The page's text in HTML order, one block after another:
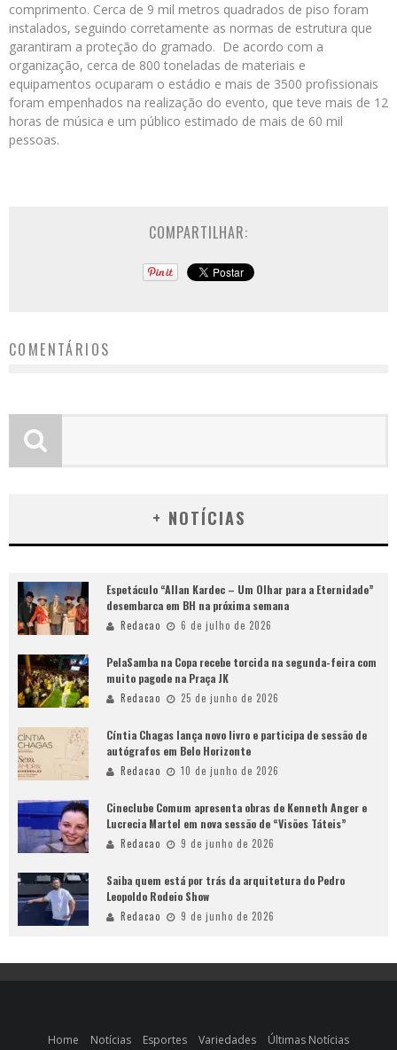
comprimento. Cerca de 9 mil metros quadrados de piso foram
instalados, seguindo corretamente as normas de estrutura que
garantiram a proteção do gramado. De acordo com a
organização, cerca de 800 toneladas de materiais e
equipamentos ocuparam o estádio e mais de 3500 profissionais
foram empenhados na realização do evento, que teve mais de 12
horas de música e um público estimado de mais de 60 mil
pessoas.
COMPARTILHAR:
COMENTÁRIOS
+ NOTÍCIAS
Espetáculo “Allan Kardec – Um Olhar para a Eternidade”
desembarca em BH na próxima semana
Redacao 6 de julho de 2026
PelaSamba na Copa recebe torcida na segunda-feira com
muito pagode na Praça JK
Redacao 25 de junho de 2026
Cíntia Chagas lança novo livro e participa de sessão de
autógrafos em Belo Horizonte
Redacao 10 de junho de 2026
Cineclube Comum apresenta obras de Kenneth Anger e
Lucrecia Martel em nova sessão de “Visões Táteis”
Redacao 9 de junho de 2026
Saiba quem está por trás da arquitetura do Pedro
Leopoldo Rodeio Show
Redacao 9 de junho de 2026
Home Notícias Esportes Variedades Últimas Notícias